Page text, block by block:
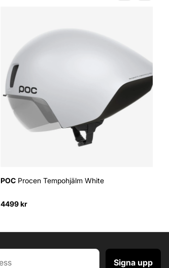
POC Procen Tempohjälm White
4499 kr
Signa upp